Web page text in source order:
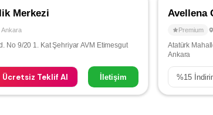
Merkezi
Ankara
No 9/20 1. Kat Şehriyar AVM Etimesgut
Ücretsiz Teklif Al İletişim
Avellena
Premium
Atatürk
Ankara
%15